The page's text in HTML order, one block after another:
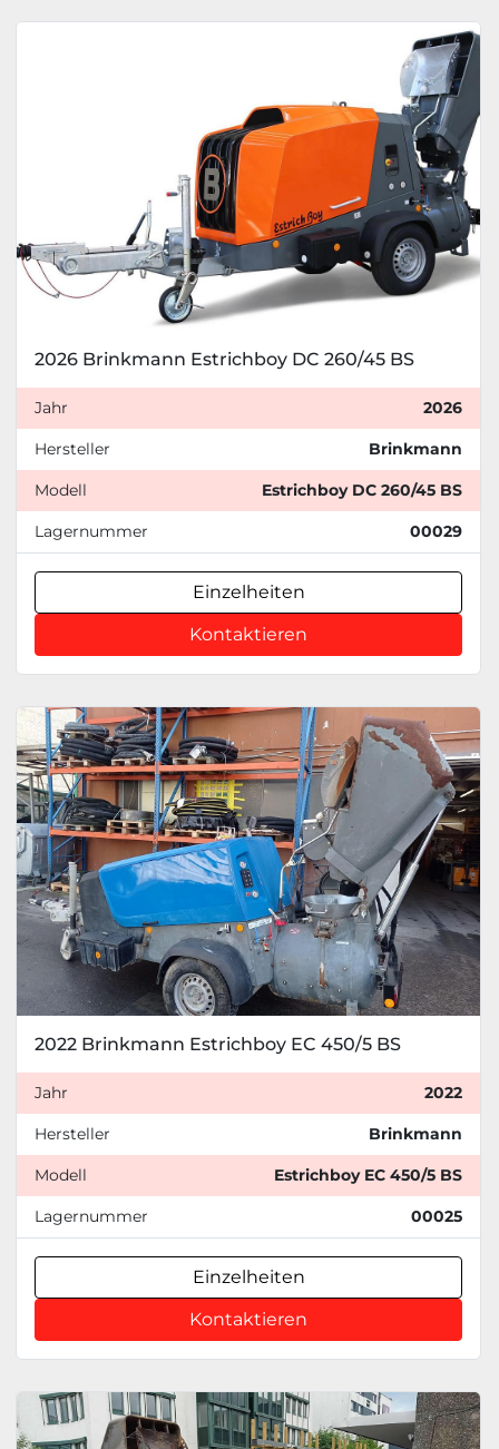
2026 Brinkmann Estrichboy DC 260/45 BS
Jahr 2026
Hersteller Brinkmann
Modell Estrichboy DC 260/45 BS
Lagernummer 00029
Einzelheiten
Kontaktieren
2022 Brinkmann Estrichboy EC 450/5 BS
Jahr 2022
Hersteller Brinkmann
Modell Estrichboy EC 450/5 BS
Lagernummer 00025
Einzelheiten
Kontaktieren